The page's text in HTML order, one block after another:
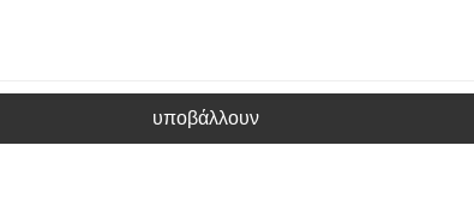
υποβάλλουν